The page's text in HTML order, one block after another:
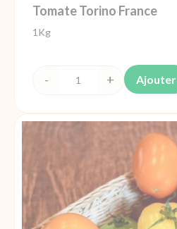
Tomate Torino France
1Kg
quantité
Tomate
France
Ajouter